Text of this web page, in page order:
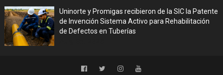
Uninorte y Promigas recibieron de la SIC la Patente
de Invención Sistema Activo para Rehabilitación
de Defectos en Tuberías